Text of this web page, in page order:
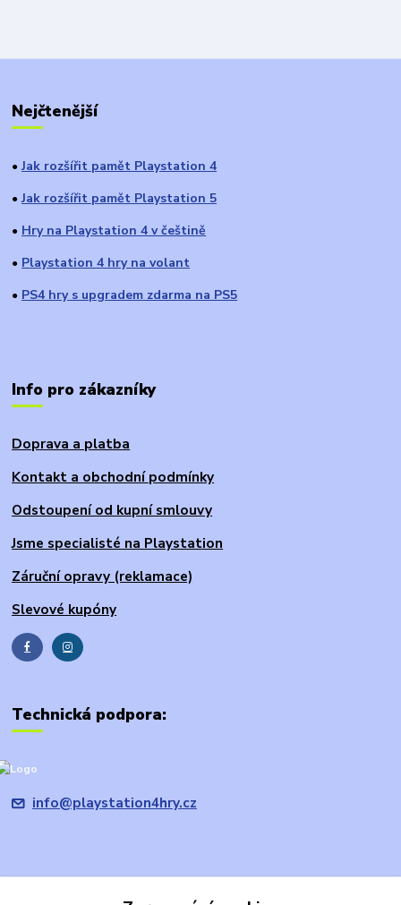
Nejčtenější
● Jak rozšířit pamět Playstation 4
● Jak rozšířit pamět Playstation 5
● Hry na Playstation 4 v češtině
● Playstation 4 hry na volant
● PS4 hry s upgradem zdarma na PS5
Info pro zákazníky
Doprava a platba
Kontakt a obchodní podmínky
Odstoupení od kupní smlouvy
Jsme specialisté na Playstation
Záruční opravy (reklamace)
Slevové kupóny
Technická podpora:
info@playstation4hry.cz